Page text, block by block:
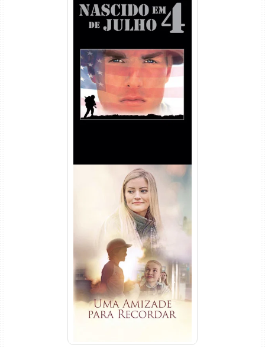
Nascido em 4 de Julho
Torrent (1989) WEB-DL 1080p
Dual Áudio
Uma Amizade para Recordar
Torrent (2025) WEB-DL 1080p
Dual Áudio